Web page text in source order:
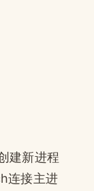
建新进程
连接主进